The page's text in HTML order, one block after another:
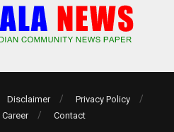
Disclaimer
Privacy Policy
Career Contact